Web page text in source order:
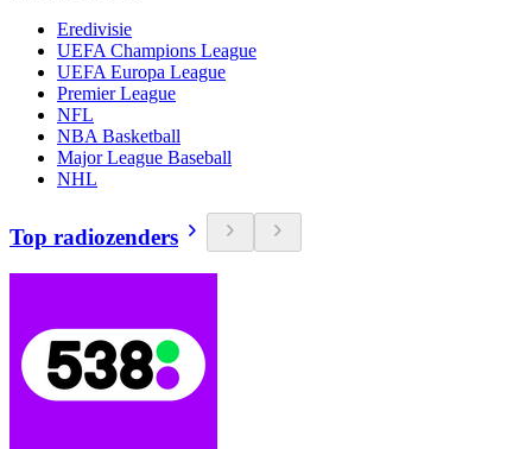
Eredivisie
UEFA Champions League
UEFA Europa League
Premier League
NFL
NBA Basketball
Major League Baseball
NHL
Top radiozenders